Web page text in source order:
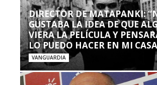
DIRECTOR DE MATAPANKI:
GUSTABA LA IDEA DE QUE
VIERA LA PELÍCULA Y
LO PUEDO HACER EN MI
VANGUARDIA